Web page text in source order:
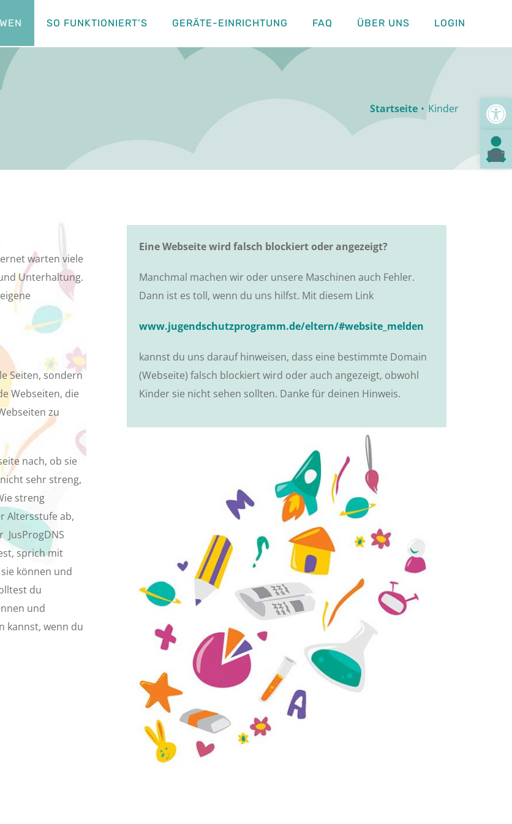
Text in
SO FUNKTIONIERT’S GERÄTE-EINRICHTUNG FAQ ÜBER UNS LOGIN
Startseite Kinder
warten viele
Unterhaltung.
Seiten, sondern
Webseiten, die
zu
nach, ob sie
sehr streng,
streng
Altersstufe ab,
JusProgDNS
sprich mit
können und
du
und
kannst, wenn du
Eine Webseite wird falsch blockiert oder angezeigt?
Manchmal machen wir oder unsere Maschinen auch Fehler.
Dann ist es toll, wenn du uns hilfst. Mit diesem Link
www.jugendschutzprogramm.de/eltern/#website_melden
kannst du uns darauf hinweisen, dass eine bestimmte Domain
(Webseite) falsch blockiert wird oder auch angezeigt, obwohl
Kinder sie nicht sehen sollten. Danke für deinen Hinweis.